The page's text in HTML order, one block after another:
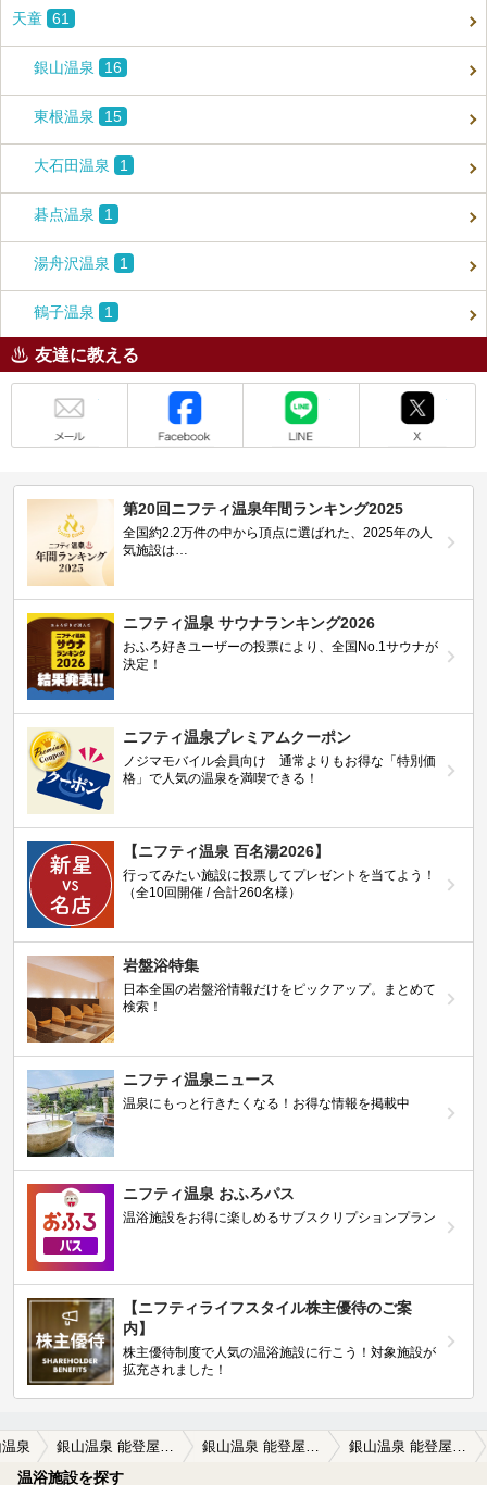
天童 61
銀山温泉 16
東根温泉 15
大石田温泉 1
碁点温泉 1
湯舟沢温泉 1
鶴子温泉 1
友達に教える
第20回ニフティ温泉年間ランキング2025
全国約2.2万件の中から頂点に選ばれた、2025年の人
気施設は…
ニフティ温泉 サウナランキング2026
おふろ好きユーザーの投票により、全国No.1サウナが
決定！
ニフティ温泉プレミアムクーポン
ノジマモバイル会員向け 通常よりもお得な「特別価
格」で人気の温泉を満喫できる！
【ニフティ温泉 百名湯2026】
行ってみたい施設に投票してプレゼントを当てよう！
（全10回開催 / 合計260名様）
岩盤浴特集
日本全国の岩盤浴情報だけをピックアップ。まとめて
検索！
ニフティ温泉ニュース
温泉にもっと行きたくなる！お得な情報を掲載中
ニフティ温泉 おふろパス
温浴施設をお得に楽しめるサブスクリプションプラン
【ニフティライフスタイル株主優待のご案
内】
株主優待制度で人気の温浴施設に行こう！対象施設が
拡充されました！
泉
温浴施設を探す